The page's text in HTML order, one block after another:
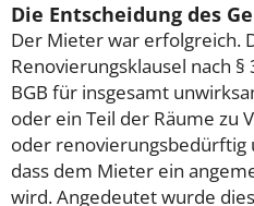
Die Entscheidung des
Der Mieter war erfolgreich.
Renovierungsklausel nach §
BGB für insgesamt
oder ein Teil der Räume zu
oder
dass dem Mieter ein
wird. Angedeutet wurde